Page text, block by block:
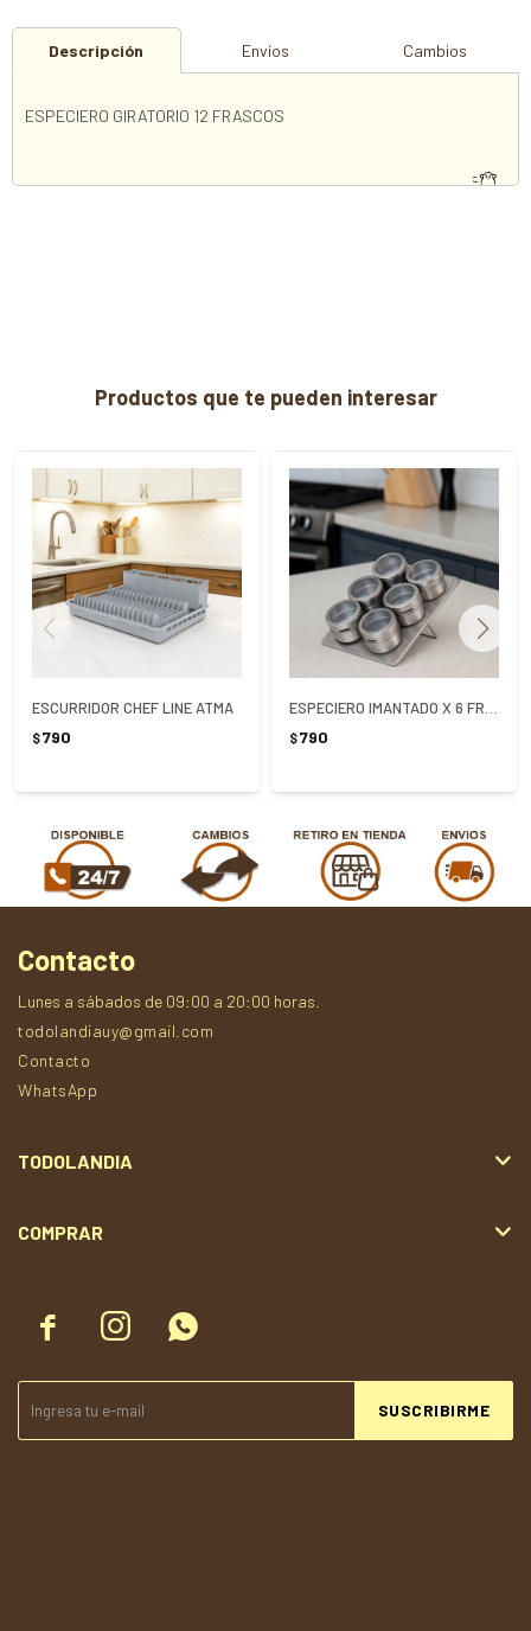
Descripción Envíos Cambios
ESPECIERO GIRATORIO 12 FRASCOS
Productos que te pueden interesar
ESCURRIDOR CHEF LINE ATMA
$790 $790
  
SUSCRIBIRME
Contacto
Lunes a sábados de 09:00 a 20:00 horas.
todolandiauy@gmail.com
Contacto
WhatsApp
TODOLANDIA
COMPRAR